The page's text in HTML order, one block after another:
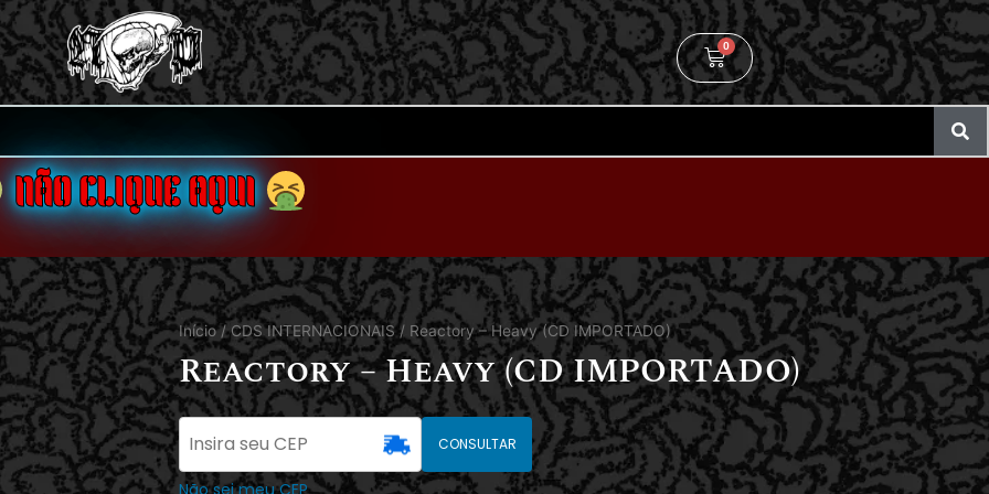
0
NÃO CLIQUE AQUI
Início/CDS INTERNACIONAIS/ Reactory – Heavy (CD IMPORTADO)
Reactory – Heavy (CD IMPORTADO)
CONSULTAR
Não sei meu CEP